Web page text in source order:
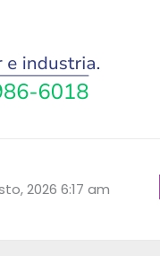
2026 6:17 am